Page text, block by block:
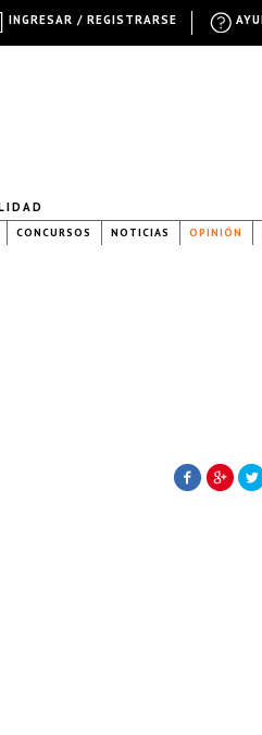
CONCURSOS NOTICIAS OPINIÓN
INGRESAR / REGISTRARSE